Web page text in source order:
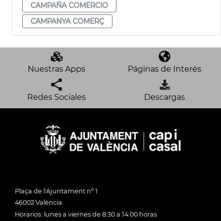
CAMPAÑA COMERCIO
CAMPANYA COMERÇ
Nuestras Apps Páginas de Interés
Redes Sociales Descargas
Plaça de l'Ajuntament nº 1
46002 València
Horarios: lunes a viernes de 8:30 a 14:00 horas